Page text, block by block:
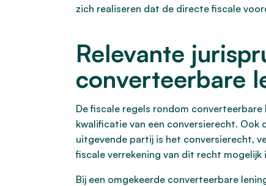
zich realiseren dat de directe fiscale
Relevante
converteerbare
De fiscale regels rondom
kwalificatie van een conversierecht. Ook
uitgevende partij is het conversierecht,
fiscale verrekening van dit recht
Bij een omgekeerde converteerbare